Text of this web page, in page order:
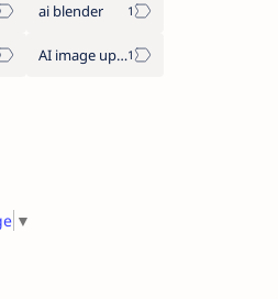
ai blender
AI image upscaler
▼